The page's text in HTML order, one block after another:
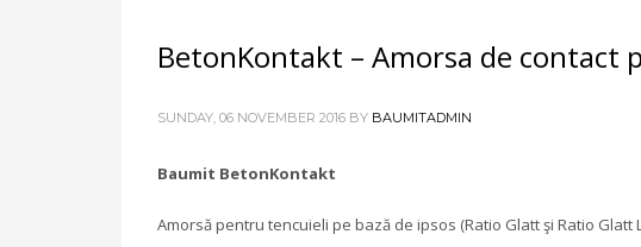
BetonKontakt – Amorsa de contact
SUNDAY, 06 NOVEMBER 2016 BY BAUMITADMIN
Baumit BetonKontakt
Amorsă pentru tencuieli pe bază de ipsos (Ratio Glatt şi Ratio